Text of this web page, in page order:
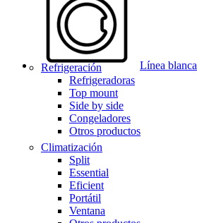
Línea blanca
Refrigeración
Refrigeradoras
Top mount
Side by side
Congeladores
Otros productos
Climatización
Split
Essential
Eficient
Portátil
Ventana